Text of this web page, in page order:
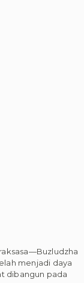
menjadi daya
dibangun pada